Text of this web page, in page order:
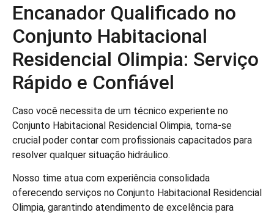
Encanador Qualificado no
Conjunto Habitacional
Residencial Olimpia: Serviço
Rápido e Confiável
Caso você necessita de um técnico experiente no
Conjunto Habitacional Residencial Olimpia, torna-se
crucial poder contar com profissionais capacitados para
resolver qualquer situação hidráulico.
Nosso time atua com experiência consolidada
oferecendo serviços no Conjunto Habitacional Residencial
Olimpia, garantindo atendimento de excelência para